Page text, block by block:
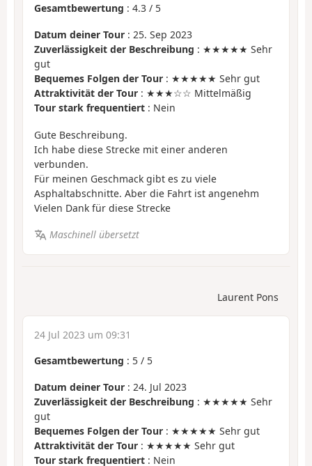
Gesamtbewertung : 4.3 / 5
Datum deiner Tour : 25. Sep 2023
Zuverlässigkeit der Beschreibung : ★★★★★ Sehr
gut
Bequemes Folgen der Tour : ★★★★★ Sehr gut
Attraktivität der Tour : ★★★☆☆ Mittelmäßig
Tour stark frequentiert : Nein
Gute Beschreibung.
Ich habe diese Strecke mit einer anderen
verbunden.
Für meinen Geschmack gibt es zu viele
Asphaltabschnitte. Aber die Fahrt ist angenehm
Vielen Dank für diese Strecke
Maschinell übersetzt
Laurent Pons
24 Jul 2023 um 09:31
Gesamtbewertung : 5 / 5
Datum deiner Tour : 24. Jul 2023
Zuverlässigkeit der Beschreibung : ★★★★★ Sehr
gut
Bequemes Folgen der Tour : ★★★★★ Sehr gut
Attraktivität der Tour : ★★★★★ Sehr gut
Tour stark frequentiert : Nein